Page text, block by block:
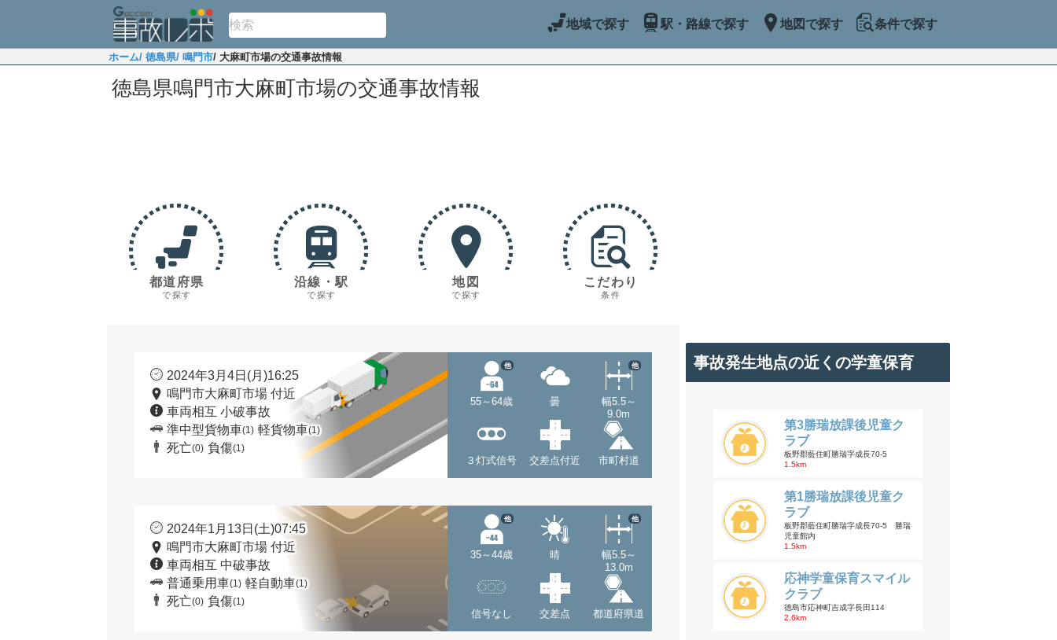
地域で探す 駅・路線で探す 地図で探す 条件で探す
ホーム/ 徳島県/ 鳴門市/ 大麻町市場の交通事故情報
徳島県鳴門市大麻町市場の交通事故情報
都道府県
で探す
沿線・駅
で探す
地図
で探す
こだわり
条件
2024年3月4日(月)16:25
鳴門市大麻町市場 付近
車両相互 小破事故
準中型貨物車(1) 軽貨物車(1)
死亡(0) 負傷(1)
55～64歳
他
曇
幅5.5～
9.0m
他
３灯式信号 交差点付近 市町村道
2024年1月13日(土)07:45
鳴門市大麻町市場 付近
車両相互 中破事故
普通乗用車(1) 軽自動車(1)
死亡(0) 負傷(1)
35～44歳
他
晴
幅5.5～
13.0m
他
信号なし 交差点 都道府県道
事故発生地点の近くの学童保育
第3勝瑞放課後児童ク
ラブ
板野郡藍住町勝瑞字成長70-5
1.5km
第1勝瑞放課後児童ク
ラブ
板野郡藍住町勝瑞字成長70-5 勝瑞
児童館内
1.5km
応神学童保育スマイル
クラブ
徳島市応神町吉成字長田114
2.6km